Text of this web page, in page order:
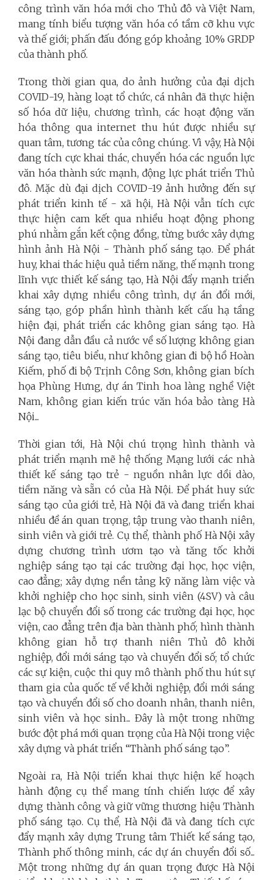
công trình văn hóa mới cho Thủ đô và Việt Nam,
mang tính biểu tượng văn hóa có tầm cỡ khu vực
và thế giới; phấn đấu đóng góp khoảng 10% GRDP
của thành phố.
Trong thời gian qua, do ảnh hưởng của đại dịch
COVID-19, hàng loạt tổ chức, cá nhân đã thực hiện
số hóa dữ liệu, chương trình, các hoạt động văn
hóa thông qua internet thu hút được nhiều sự
quan tâm, tương tác của công chúng. Vì vậy, Hà Nội
đang tích cực khai thác, chuyển hóa các nguồn lực
văn hóa thành sức mạnh, động lực phát triển Thủ
đô. Mặc dù đại dịch COVID-19 ảnh hưởng đến sự
phát triển kinh tế - xã hội, Hà Nội vẫn tích cực
thực hiện cam kết qua nhiều hoạt động phong
phú nhằm gắn kết cộng đồng, từng bước xây dựng
hình ảnh Hà Nội - Thành phố sáng tạo. Để phát
huy, khai thác hiệu quả tiềm năng, thế mạnh trong
lĩnh vực thiết kế sáng tạo, Hà Nội đẩy mạnh triển
khai xây dựng nhiều công trình, dự án đổi mới,
sáng tạo, góp phần hình thành kết cấu hạ tầng
hiện đại, phát triển các không gian sáng tạo. Hà
Nội đang dẫn đầu cả nước về số lượng không gian
sáng tạo, tiêu biểu, như không gian đi bộ hồ Hoàn
Kiếm, phố đi bộ Trịnh Công Sơn, không gian bích
họa Phùng Hưng, dự án Tinh hoa làng nghề Việt
Nam, không gian kiến trúc văn hóa bảo tàng Hà
Nội...
Thời gian tới, Hà Nội chú trọng hình thành và
phát triển mạnh mẽ hệ thống Mạng lưới các nhà
thiết kế sáng tạo trẻ - nguồn nhân lực dồi dào,
tiềm năng và sẵn có của Hà Nội. Để phát huy sức
sáng tạo của giới trẻ, Hà Nội đã và đang triển khai
nhiều đề án quan trọng, tập trung vào thanh niên,
sinh viên và giới trẻ. Cụ thể, thành phố Hà Nội xây
dựng chương trình ươm tạo và tăng tốc khởi
nghiệp sáng tạo tại các trường đại học, học viện,
cao đẳng; xây dựng nền tảng kỹ năng làm việc và
khởi nghiệp cho học sinh, sinh viên (4SV) và câu
lạc bộ chuyển đổi số trong các trường đại học, học
viện, cao đẳng trên địa bàn thành phố; hình thành
không gian hỗ trợ thanh niên Thủ đô khởi
nghiệp, đổi mới sáng tạo và chuyển đổi số; tổ chức
các sự kiện, cuộc thi quy mô thành phố thu hút sự
tham gia của quốc tế về khởi nghiệp, đổi mới sáng
tạo và chuyển đổi số cho doanh nhân, thanh niên,
sinh viên và học sinh... Đây là một trong những
bước đột phá mới quan trọng của Hà Nội trong việc
xây dựng và phát triển “Thành phố sáng tạo”.
Ngoài ra, Hà Nội triển khai thực hiện kế hoạch
hành động cụ thể mang tính chiến lược để xây
dựng thành công và giữ vững thương hiệu Thành
phố sáng tạo. Cụ thể, Hà Nội đã và đang tích cực
đẩy mạnh xây dựng Trung tâm Thiết kế sáng tạo,
Thành phố thông minh, các dự án chuyển đổi số...
Một trong những dự án quan trọng được Hà Nội